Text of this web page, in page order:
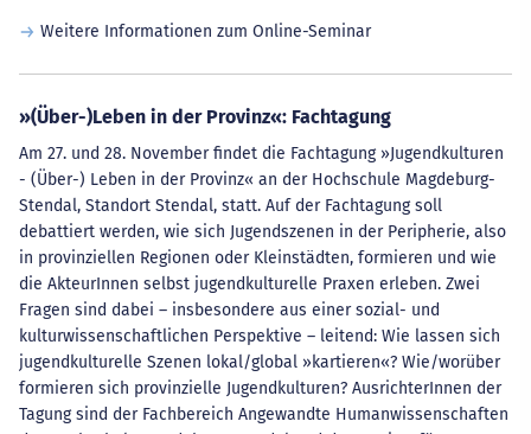
Weitere Informationen zum Online-Seminar
»(Über-)Leben in der Provinz«: Fachtagung
Am 27. und 28. November findet die Fachtagung »Jugendkulturen
- (Über-) Leben in der Provinz« an der Hochschule Magdeburg-
Stendal, Standort Stendal, statt. Auf der Fachtagung soll
debattiert werden, wie sich Jugendszenen in der Peripherie, also
in provinziellen Regionen oder Kleinstädten, formieren und wie
die AkteurInnen selbst jugendkulturelle Praxen erleben. Zwei
Fragen sind dabei – insbesondere aus einer sozial- und
kulturwissenschaftlichen Perspektive – leitend: Wie lassen sich
jugendkulturelle Szenen lokal/global »kartieren«? Wie/worüber
formieren sich provinzielle Jugendkulturen? AusrichterInnen der
Tagung sind der Fachbereich Angewandte Humanwissenschaften